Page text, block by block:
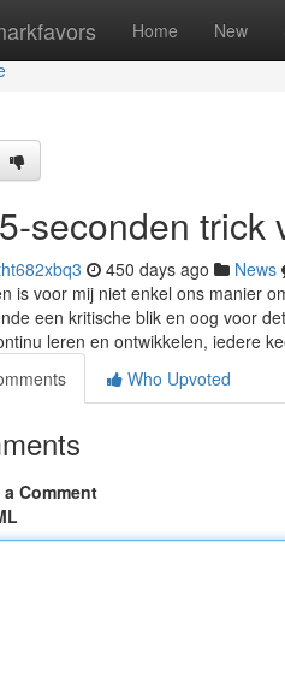
Home New
seconden trick
450 days ago News
is voor mij niet enkel ons manier
een kritische blik en oog voor
leren en ontwikkelen, iedere
Who Upvoted
Comment